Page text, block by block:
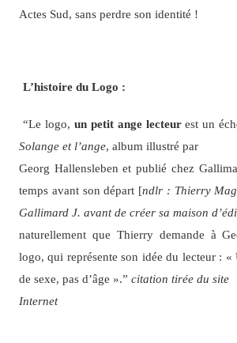
Actes Sud, sans perdre son identité !
L’histoire du Logo :
“Le logo, un petit ange lecteurest un
Solange et l’ange, album illustré par
Georg Hallensleben et publié chez
temps avant son départ [ndlr : Thierry
Gallimard J. avant de créer sa maison
naturellement que Thierry demande à
logo, qui représente son idée du lecteur : «
de sexe, pas d’âge ».” citation tirée du site
Internet